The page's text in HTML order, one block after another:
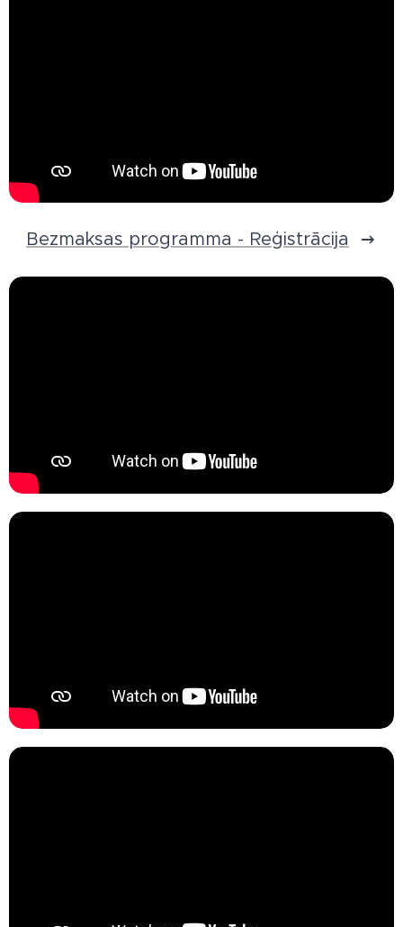
Bezmaksas programma - Reģistrācija